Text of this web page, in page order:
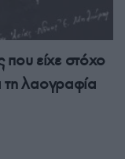
είχε στόχο
τη λαογραφία